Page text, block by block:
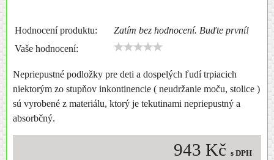
Hodnocení produktu:
Zatím bez hodnocení. Buďte první!
Vaše hodnocení:
Nepriepustné podložky pre deti a dospelých ľudí trpiacich
niektorým zo stupňov inkontinencie ( neudržanie moču, stolice )
sú vyrobené z materiálu, ktorý je tekutinami nepriepustný a
absorbčný.
943 Kč s DPH